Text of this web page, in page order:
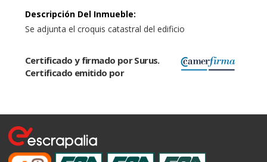
Descripción Del Inmueble:
Se adjunta el croquis catastral del edificio
Certificado y firmado por Surus.
Certificado emitido por